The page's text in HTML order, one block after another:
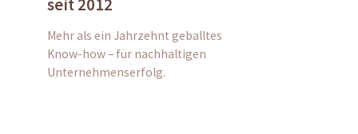
seit 2012
Mehr als ein Jahrzehnt geballtes
Know-how – für nachhaltigen
Unternehmenserfolg.